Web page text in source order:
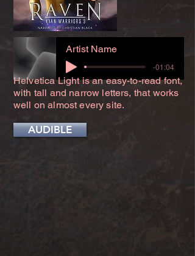
Artist Name
-01:04
Helvetica Light is an easy-to-read font,
with tall and narrow letters, that works
well on almost every site.
AUDIBLE